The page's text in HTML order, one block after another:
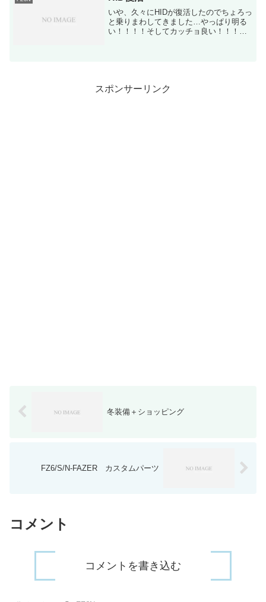
いや、久々にHIDが復活したのでちょろっ
と乗りまわしてきました…やっぱり明る
い！！！！そしてカッチョ良い！！！！
スポンサーリンク
冬装備＋ショッピング
FZ6/S/N-FAZER カスタムパーツ
コメント
コメントを書き込む